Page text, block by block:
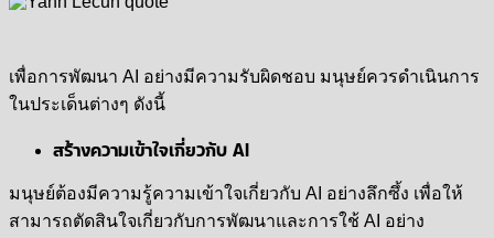
เพื่อการพัฒนา AI อย่างมีความรับผิดชอบ มนุษย์ควรดำเนินการ
ในประเด็นต่างๆ ดังนี้
สร้างความเข้าใจเกี่ยวกับ AI
มนุษย์ต้องมีความรู้ความเข้าใจเกี่ยวกับ AI อย่างลึกซึ้ง เพื่อให้
สามารถตัดสินใจเกี่ยวกับการพัฒนาและการใช้ AI อย่าง